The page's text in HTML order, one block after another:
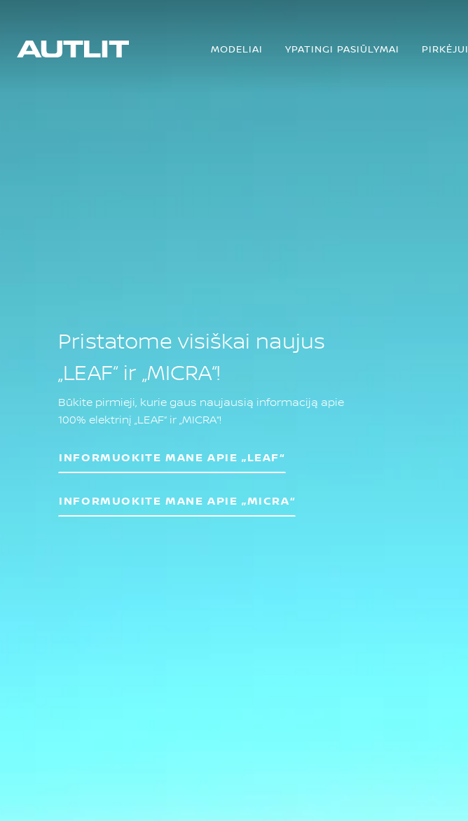
MODELIAI YPATINGI PASIŪLYMAI PIRKĖJUI
Pristatome visiškai naujus
„LEAF“ ir „MICRA“!
Būkite pirmieji, kurie gaus naujausią informaciją apie
100% elektrinį „LEAF“ ir „MICRA“!
INFORMUOKITE MANE APIE „LEAF“
INFORMUOKITE MANE APIE „MICRA“